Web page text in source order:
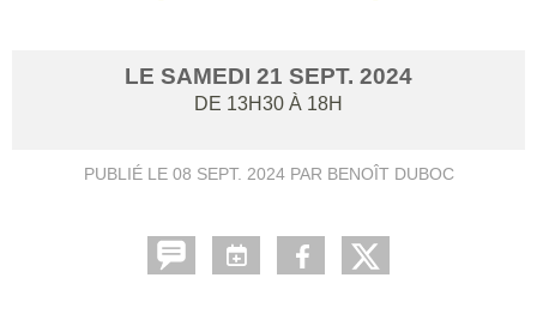
LE SAMEDI 21 SEPT. 2024
DE 13H30 À 18H
PUBLIÉ LE 08 SEPT. 2024PAR BENOÎT DUBOC